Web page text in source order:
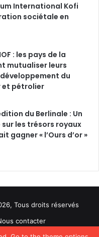
International Kofi
sociétale en
: les pays de la
mutualiser leurs
du
et pétrolier
du Berlinale : Un
les trésors royaux
gagner « l’Ours d’or »
Tous droits réservés
contacter